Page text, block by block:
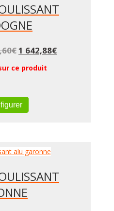
€1 642,88€
ce produit